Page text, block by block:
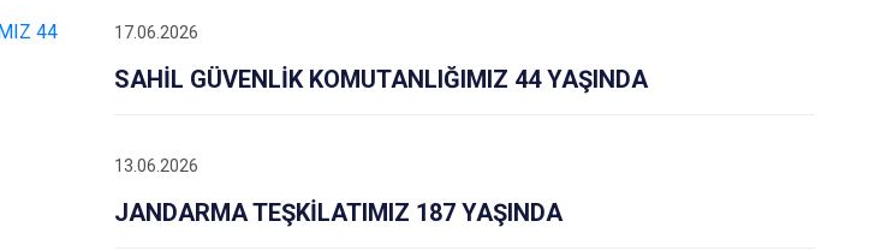
17.06.2026
SAHİL GÜVENLİK KOMUTANLIĞIMIZ 44 YAŞINDA
13.06.2026
JANDARMA TEŞKİLATIMIZ 187 YAŞINDA